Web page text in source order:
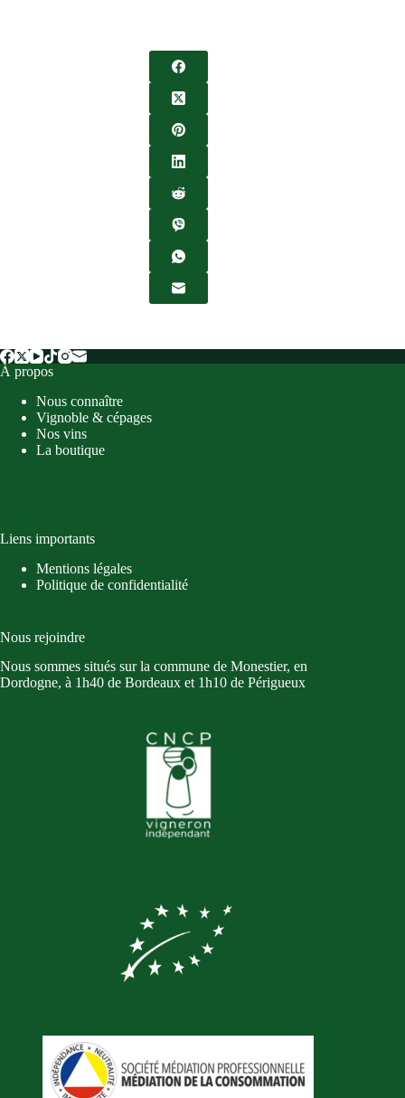
À propos
Nous connaître
Vignoble & cépages
Nos vins
La boutique
Liens importants
Mentions légales
Politique de confidentialité
Nous rejoindre
Nous sommes situés sur la commune de Monestier, en
Dordogne, à 1h40 de Bordeaux et 1h10 de Périgueux